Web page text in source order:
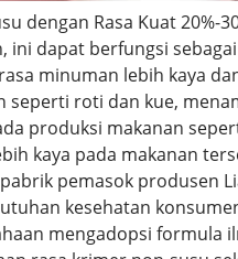
dengan Rasa Kuat 20%-
ini dapat berfungsi
minuman lebih kaya
seperti roti dan kue,
produksi makanan
kaya pada makanan
pemasok produsen
kesehatan
mengadopsi formula